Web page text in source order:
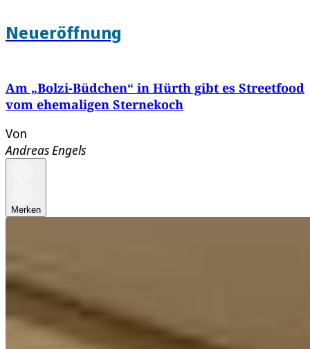
Neueröffnung
Am „Bolzi-Büdchen“ in Hürth gibt es Streetfood
vom ehemaligen Sternekoch
Von
Andreas Engels
Merken